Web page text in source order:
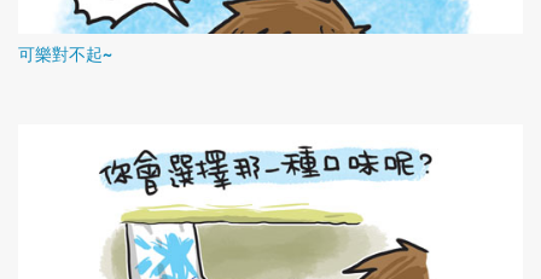
可樂對不起~